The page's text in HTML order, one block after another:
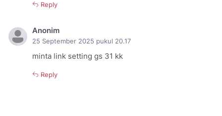
Reply
Anonim
25 September 2025 pukul 20.17
minta link setting gs 31 kk
Reply